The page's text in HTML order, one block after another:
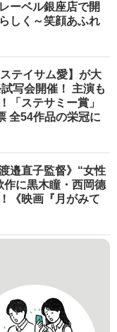
ーベル銀座店で開
しく～笑顔あふれ
テイサム愛】が大
写会開催！ 主演も
「ステサミー賞」
全54作品の栄冠に
邉直子監督》“女性
作に黒木瞳・西岡德
《映画『月がみて